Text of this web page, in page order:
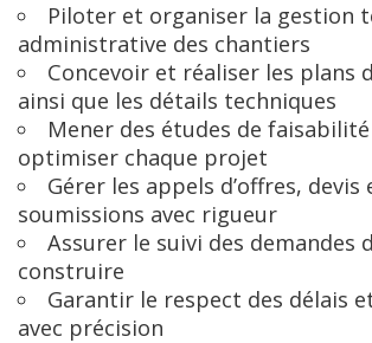
Piloter et organiser la gestion
administrative des chantiers
Concevoir et réaliser les plans
ainsi que les détails techniques
Mener des études de
optimiser chaque projet
Gérer les appels d’offres, devis
soumissions avec rigueur
Assurer le suivi des demandes
construire
Garantir le respect des délais
avec précision